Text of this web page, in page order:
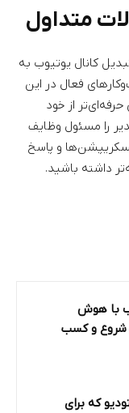
متداول
کانال یوتیوب به
فعال در این
حرفه‌ای‌تر از خود
را مسئول وظایف
و پاسخ
داشته باشید.
با هوش
شروع و کسب
که برای